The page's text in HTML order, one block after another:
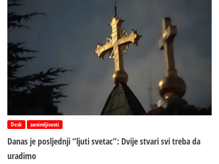
Desk zanimljivosti
Danas je posljednji “ljuti svetac”: Dvije stvari svi treba da
uradimo